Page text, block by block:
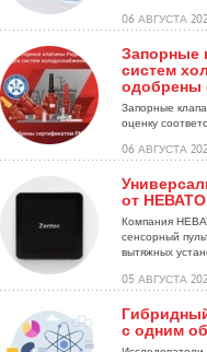
06 АВГУСТА
Запорные
систем
одобрены
Запорные
оценку
06 АВГУСТА
от
Компания
сенсорный
вытяжных
05 АВГУСТА
с одним